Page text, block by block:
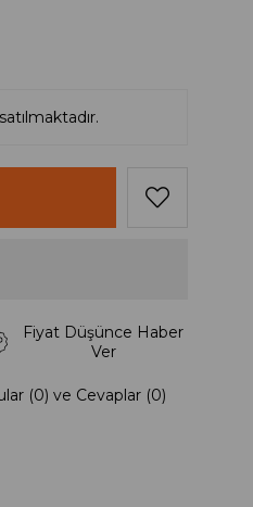
Fiyat Düşünce Haber
Ver
(0) ve Cevaplar (0)